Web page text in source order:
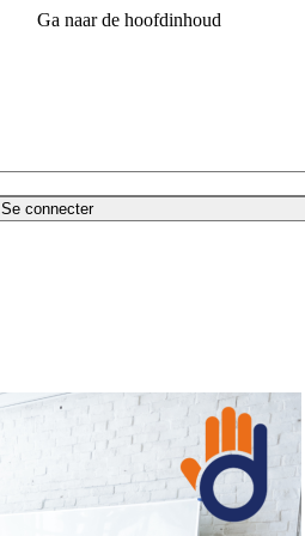
Ga naar de hoofdinhoud
Se connecter